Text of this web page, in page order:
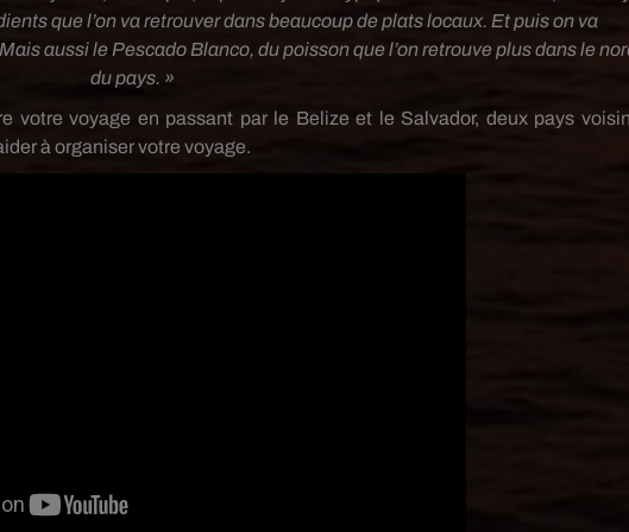
que l’on va retrouver dans beaucoup de plats locaux. Et puis on va
aussi le Pescado Blanco, du poisson que l’on retrouve plus dans le
du pays. »
votre voyage en passant par le Belize et le Salvador, deux pays
à organiser votre voyage.